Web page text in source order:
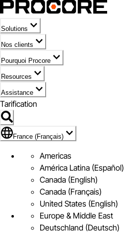
Solutions
Nos clients
Pourquoi Procore
Resources
Assistance
Tarification
Pavillon de France (Français)
France (Français)
Americas
América Latina (Español)
Canada (English)
Canada (Français)
United States (English)
Europe & Middle East
Deutschland (Deutsch)